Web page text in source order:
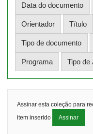
Assinar esta coleção para
item inserido